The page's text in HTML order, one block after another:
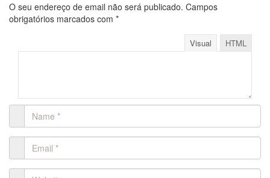
O seu endereço de email não será publicado. Campos
obrigatórios marcados com *
Visual HTML